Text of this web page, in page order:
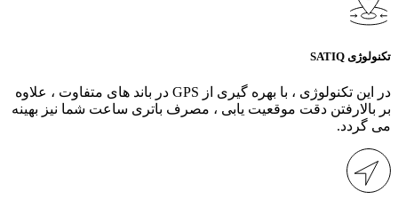
تکنولوژی SATIQ
در این تکنولوژی ، با بهره گیری از GPS در باند های متفاوت ، علاوه
بر بالارفتن دقت موقعیت یابی ، مصرف باتری ساعت شما نیز بهینه
می گردد.